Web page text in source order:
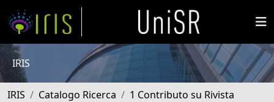
IRIS
IRIS Catalogo Ricerca
1 Contributo su Rivista